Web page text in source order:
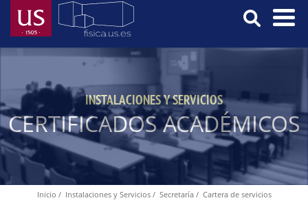
Pasar
contenido
Menú
Principal
INSTALACIONES Y SERVICIOS
CERTIFICADOS ACADÉMICOS
Inicio Instalaciones y Servicios Secretaría
Cartera de servicios